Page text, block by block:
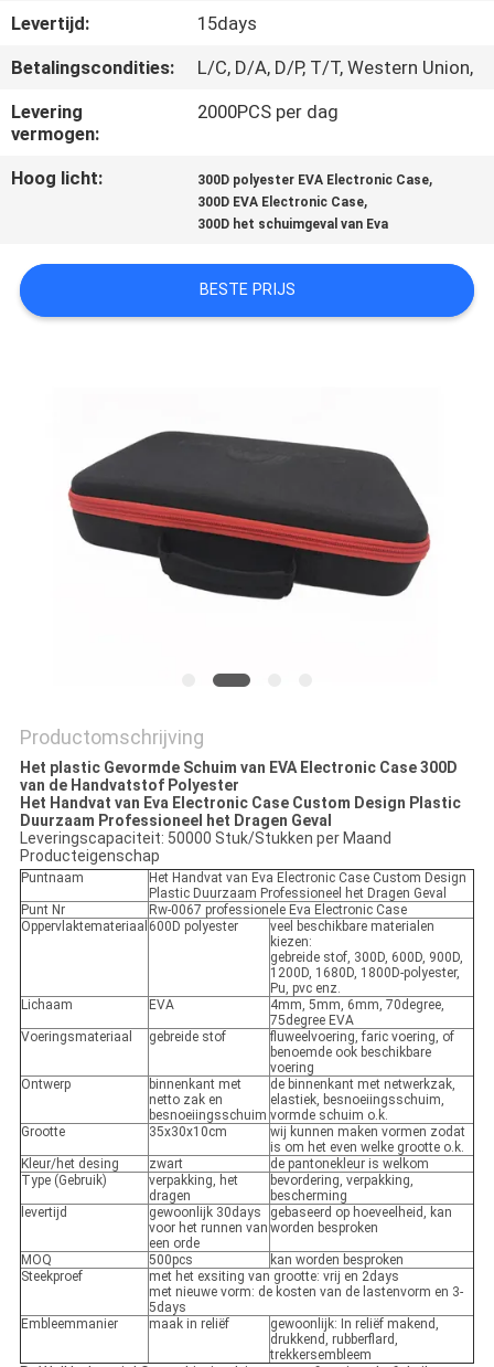
Levertijd:
15days
Betalingscondities:
L/C, D/A, D/P, T/T, Western Union,
Levering
vermogen:
2000PCS per dag
Hoog licht: 300D polyester EVA Electronic Case,
300D EVA Electronic Case,
300D het schuimgeval van Eva
BESTE PRIJS
Productomschrijving
Het plastic Gevormde Schuim van EVA Electronic Case 300D
van de Handvatstof Polyester
Het Handvat van Eva Electronic Case Custom Design Plastic
Duurzaam Professioneel het Dragen Geval
Leveringscapaciteit: 50000 Stuk/Stukken per Maand
Producteigenschap
Puntnaam
Het Handvat van Eva Electronic Case Custom Design
Plastic Duurzaam Professioneel het Dragen Geval
Punt Nr
Rw-0067 professionele Eva Electronic Case
Oppervlaktemateriaal 600D polyester
veel beschikbare materialen
kiezen:
gebreide stof, 300D, 600D, 900D,
1200D, 1680D, 1800D-polyester,
Pu, pvc enz.
Lichaam
EVA
4mm, 5mm, 6mm, 70degree,
75degree EVA
Voeringsmateriaal
gebreide stof
fluweelvoering, faric voering, of
benoemde ook beschikbare
voering
Ontwerp
binnenkant met
netto zak en
besnoeiingsschuim
de binnenkant met netwerkzak,
elastiek, besnoeiingsschuim,
vormde schuim o.k.
Grootte
35x30x10cm
wij kunnen maken vormen zodat
is om het even welke grootte o.k.
Kleur/het desing
zwart
de pantonekleur is welkom
Type (Gebruik)
verpakking, het
dragen
bevordering, verpakking,
bescherming
levertijd
gewoonlijk 30days
voor het runnen van
een orde
gebaseerd op hoeveelheid, kan
worden besproken
MOQ 500pcs
kan worden besproken
Steekproef
met het exsiting van grootte: vrij en 2days
met nieuwe vorm: de kosten van de lastenvorm en 3-
5days
Embleemmanier
maak in reliëf
gewoonlijk: In reliëf makend,
drukkend, rubberflard,
trekkersembleem